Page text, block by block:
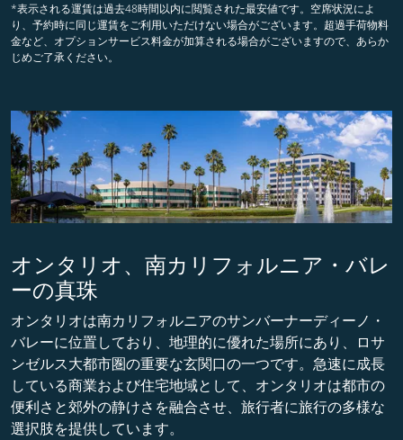
*表示される運賃は過去48時間以内に閲覧された最安値です。空席状況によ
り、予約時に同じ運賃をご利用いただけない場合がございます。超過手荷物料
金など、オプションサービス料金が加算される場合がございますので、あらか
じめご了承ください。
オンタリオ、南カリフォルニア・バレ
ーの真珠
オンタリオは南カリフォルニアのサンバーナーディーノ・
バレーに位置しており、地理的に優れた場所にあり、ロサ
ンゼルス大都市圏の重要な玄関口の一つです。急速に成長
している商業および住宅地域として、オンタリオは都市の
便利さと郊外の静けさを融合させ、旅行者に旅行の多様な
選択肢を提供しています。